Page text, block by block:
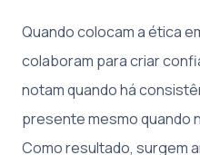
Quando colocam a ética
colaboram para criar
notam quando há
presente mesmo quando
Como resultado, surgem